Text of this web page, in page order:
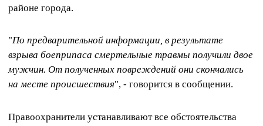
районе города.
"По предварительной информации, в результате
взрыва боеприпаса смертельные травмы получили двое
мужчин. От полученных повреждений они скончались
на месте происшествия", - говорится в сообщении.
Правоохранители устанавливают все обстоятельства